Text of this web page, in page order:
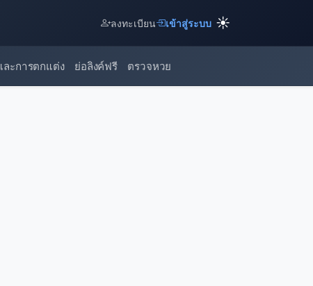
ลงทะเบียน เข้าสู่ระบบ ☀️
ะการตกแต่ง ย่อลิงค์ฟรี ตรวจหวย